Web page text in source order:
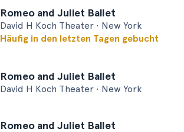
Romeo and Juliet Ballet
David H Koch Theater • New York
Häufig in den letzten Tagen gebucht
Romeo and Juliet Ballet
David H Koch Theater • New York
Romeo and Juliet Ballet